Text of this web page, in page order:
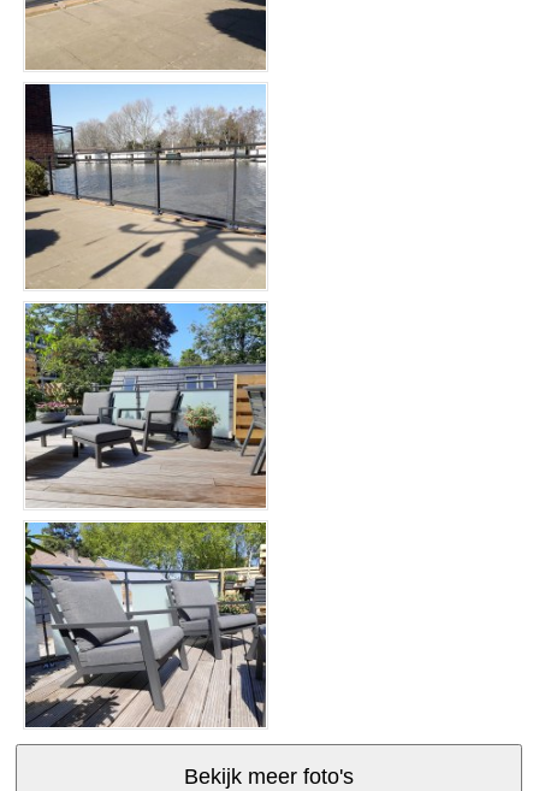
Bekijk meer foto's